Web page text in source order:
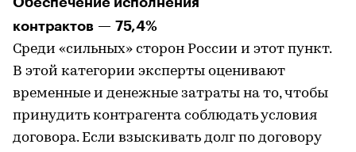
контрактов — 75,4%
Среди «сильных» сторон России и этот пункт.
В этой категории эксперты оценивают
временные и денежные затраты на то, чтобы
принудить контрагента соблюдать условия
договора. Если взыскивать долг по договору